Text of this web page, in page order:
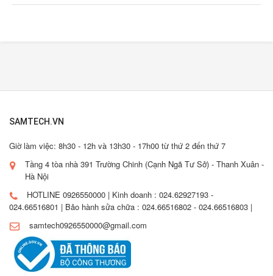
SAMTECH.VN
Giờ làm việc: 8h30 - 12h và 13h30 - 17h00 từ thứ 2 đến thứ 7
Tầng 4 tòa nhà 391 Trường Chinh (Cạnh Ngã Tư Sở) - Thanh Xuân -
Hà Nội
HOTLINE 0926550000 | Kinh doanh : 024.62927193 -
024.66516801 | Bảo hành sửa chữa : 024.66516802 - 024.66516803 |
samtech0926550000@gmail.com